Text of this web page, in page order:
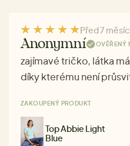
Před 7
Anonymní OVĚŘENÝ
zajímavé tričko, látka
díky kterému není
ZAKOUPENÝ PRODUKT
Top Abbie Light
Blue